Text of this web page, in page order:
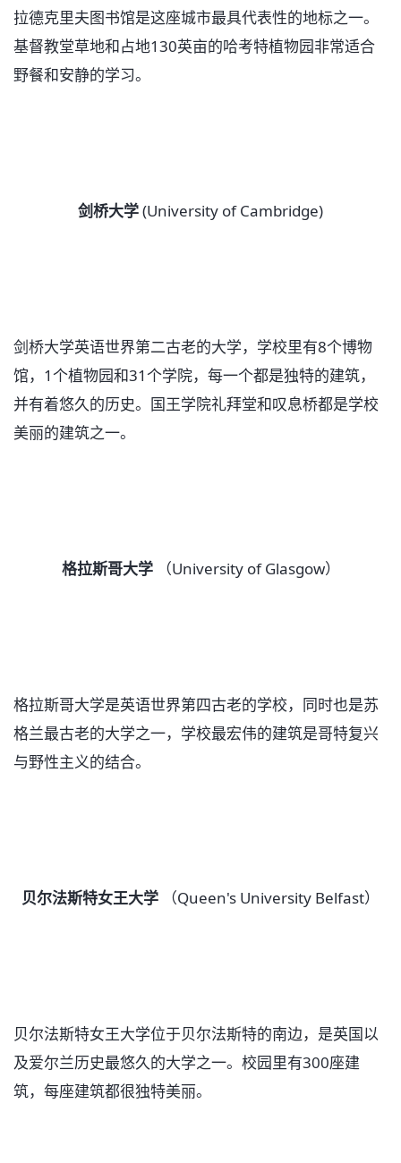
拉德克里夫图书馆是这座城市最具代表性的地标之一。
基督教堂草地和占地130英亩的哈考特植物园非常适合
野餐和安静的学习。
剑桥大学(University of Cambridge)
剑桥大学英语世界第二古老的大学，学校里有8个博物
馆，1个植物园和31个学院，每一个都是独特的建筑，
并有着悠久的历史。国王学院礼拜堂和叹息桥都是学校
美丽的建筑之一。
格拉斯哥大学 （University of Glasgow）
格拉斯哥大学是英语世界第四古老的学校，同时也是苏
格兰最古老的大学之一，学校最宏伟的建筑是哥特复兴
与野性主义的结合。
贝尔法斯特女王大学 （Queen's University Belfast）
贝尔法斯特女王大学位于贝尔法斯特的南边，是英国以
及爱尔兰历史最悠久的大学之一。校园里有300座建
筑，每座建筑都很独特美丽。